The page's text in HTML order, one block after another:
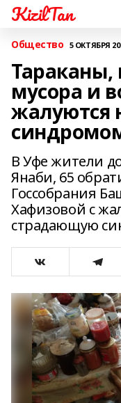
KizilTan
Общество 5 ОКТЯБРЯ
мусора и
жалуются
В Уфе жители
Янаби, 65
Госсобрания
Хафизовой с
страдающую